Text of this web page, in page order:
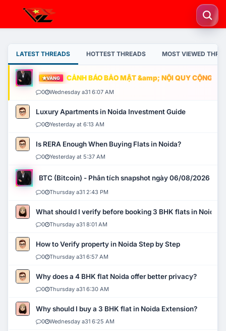
LATEST THREADS HOTTEST THREADS MOST VIEWED
VÀNG CẢNH BÁO BẢO MẬT &amp; NỘI QUY CỘNG
0 Wednesday a31 6:07 AM
Luxury Apartments in Noida Investment Guide
0 Yesterday at 6:13 AM
Is RERA Enough When Buying Flats in Noida?
0 Yesterday at 5:37 AM
BTC (Bitcoin) - Phân tích snapshot ngày 06/08/2026
0 Thursday a31 2:43 PM
What should I verify before booking 3 BHK flats in Noida?
0 Thursday a31 8:01 AM
How to Verify property in Noida Step by Step
0 Thursday a31 6:57 AM
Why does a 4 BHK flat Noida offer better privacy?
0 Thursday a31 6:30 AM
Why should I buy a 3 BHK flat in Noida Extension?
0 Wednesday a31 6:25 AM